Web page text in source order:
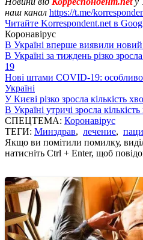
наш канал https://t.me/
Читайте Korrespondent.net в
Коронавірус
В Україні вперше виявили новий
В Україні за тиждень різко
19
Нові штами COVID-19:
Україні
У Києві різко зросла кількість
В Україні утричі зросла
СПЕЦТЕМА: Коронавірус
ТЕГИ: Минздрав, лечение,
Якщо ви помітили помилку,
натисніть Ctrl + Enter, щоб